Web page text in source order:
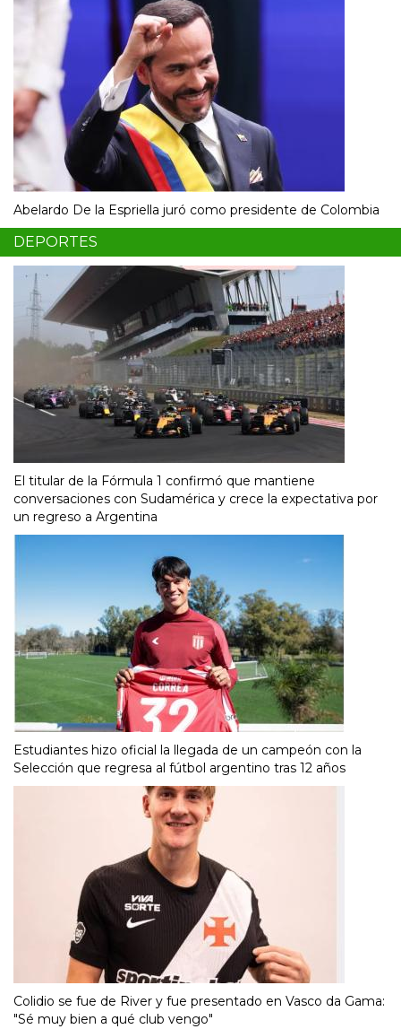
Abelardo De la Espriella juró como presidente de Colombia
DEPORTES
El titular de la Fórmula 1 confirmó que mantiene
conversaciones con Sudamérica y crece la expectativa por
un regreso a Argentina
Estudiantes hizo oficial la llegada de un campeón con la
Selección que regresa al fútbol argentino tras 12 años
Colidio se fue de River y fue presentado en Vasco da Gama:
"Sé muy bien a qué club vengo"